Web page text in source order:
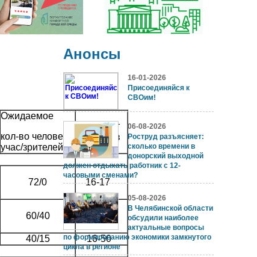
Ожидаемое
кол-во человек
учас/зрителей
Возраст
участн-в
72/0 16-17
60/40 6-17
40/15
16-50
Анонсы
16-01-2026
Присоединяйся к
СВОим!
06-08-2026
Роструд разъясняет:
сколько времени в
донорский выходной
должен отдыхать работник с 12-
часовыми сменами?
05-08-2026
В Челябинской области
обсудили наиболее
актуальные вопросы
по формированию экономики замкнутого
цикла в регионе